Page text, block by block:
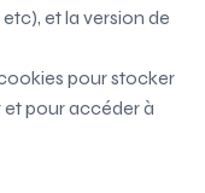
et la version de
pour stocker
pour accéder à